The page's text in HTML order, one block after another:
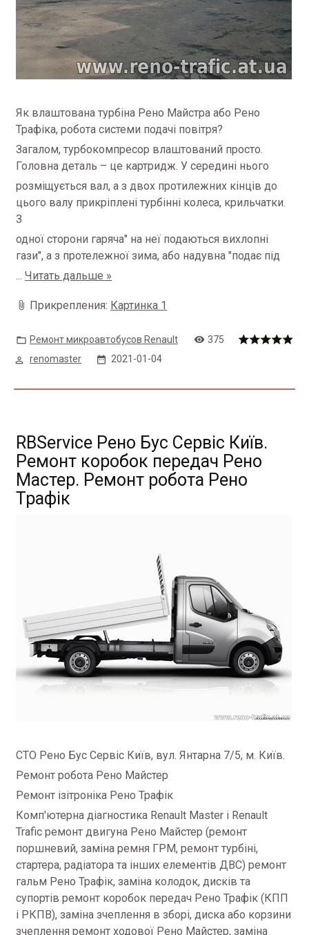
Як влаштована турбіна Рено Майстра або Рено
Трафіка, робота системи подачі повітря?
Загалом, турбокомпресор влаштований просто.
Головна деталь – це картридж. У середині нього
розміщується вал, а з двох протилежних кінців до
цього валу прикріплені турбінні колеса, крильчатки.
З
одної сторони гаряча" на неї подаються вихлопні
гази", а з протележної зима, або надувна "подає під
... Читать дальше »
Прикрепления: Картинка 1
Ремонт микроавтобусов Renault
375
renomaster
2021-01-04
RBService Рено Бус Сервіс Київ.
Ремонт коробок передач Рено
Мастер. Ремонт робота Рено
Трафік
СТО Рено Бус Сервіс Київ, вул. Янтарна 7/5, м. Київ.
Ремонт робота Рено Майстер
Ремонт ізітроніка Рено Трафік
Комп'ютерна діагностика Renault Master і Renault
Trafic ремонт двигуна Рено Майстер (ремонт
поршневий, заміна ремня ГРМ, ремонт турбіні,
стартера, радіатора та інших елементів ДВС) ремонт
гальм Рено Трафік, заміна колодок, дисків та
супортів ремонт коробок передач Рено Трафік (КПП
і РКПВ), заміна зчеплення в зборі, диска або корзини
зчеплення ремонт ходової Рено Майстер, заміна